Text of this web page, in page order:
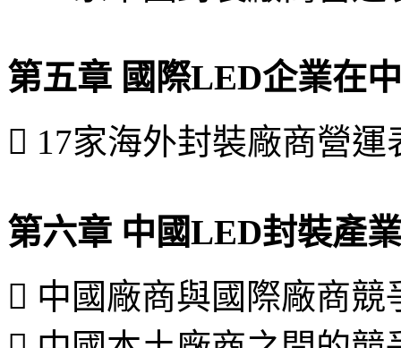
第五章 國際LED企業在
 17家海外封裝廠商營
第六章 中國LED封裝產
 中國廠商與國際廠商競